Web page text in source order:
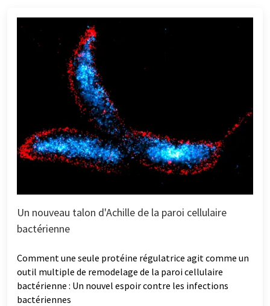
Un nouveau talon d'Achille de la paroi cellulaire
bactérienne
Comment une seule protéine régulatrice agit comme un
outil multiple de remodelage de la paroi cellulaire
bactérienne : Un nouvel espoir contre les infections
bactériennes